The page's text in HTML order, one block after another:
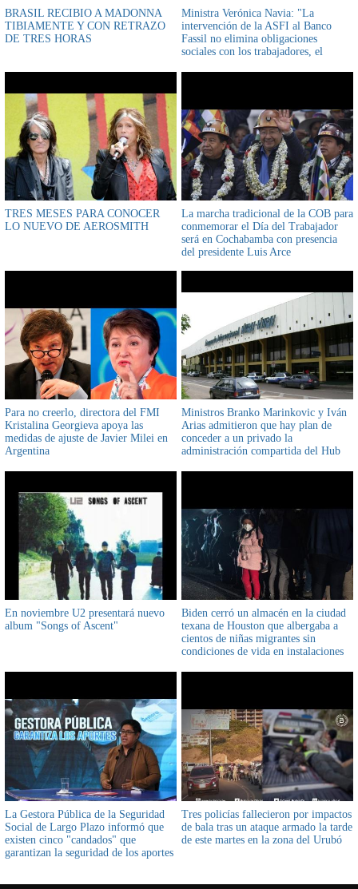
BRASIL RECIBIO A MADONNA
TIBIAMENTE Y CON RETRAZO
DE TRES HORAS
Ministra Verónica Navia: "La
intervención de la ASFI al Banco
Fassil no elimina obligaciones
sociales con los trabajadores, el
TRES MESES PARA CONOCER
LO NUEVO DE AEROSMITH
La marcha tradicional de la COB para
conmemorar el Día del Trabajador
será en Cochabamba con presencia
del presidente Luis Arce
Para no creerlo, directora del FMI
Kristalina Georgieva apoya las
medidas de ajuste de Javier Milei en
Argentina
Ministros Branko Marinkovic y Iván
Arias admitieron que hay plan de
conceder a un privado la
administración compartida del Hub
En noviembre U2 presentará nuevo
album "Songs of Ascent"
Biden cerró un almacén en la ciudad
texana de Houston que albergaba a
cientos de niñas migrantes sin
condiciones de vida en instalaciones
La Gestora Pública de la Seguridad
Social de Largo Plazo informó que
existen cinco "candados" que
garantizan la seguridad de los aportes
Tres policías fallecieron por impactos
de bala tras un ataque armado la tarde
de este martes en la zona del Urubó